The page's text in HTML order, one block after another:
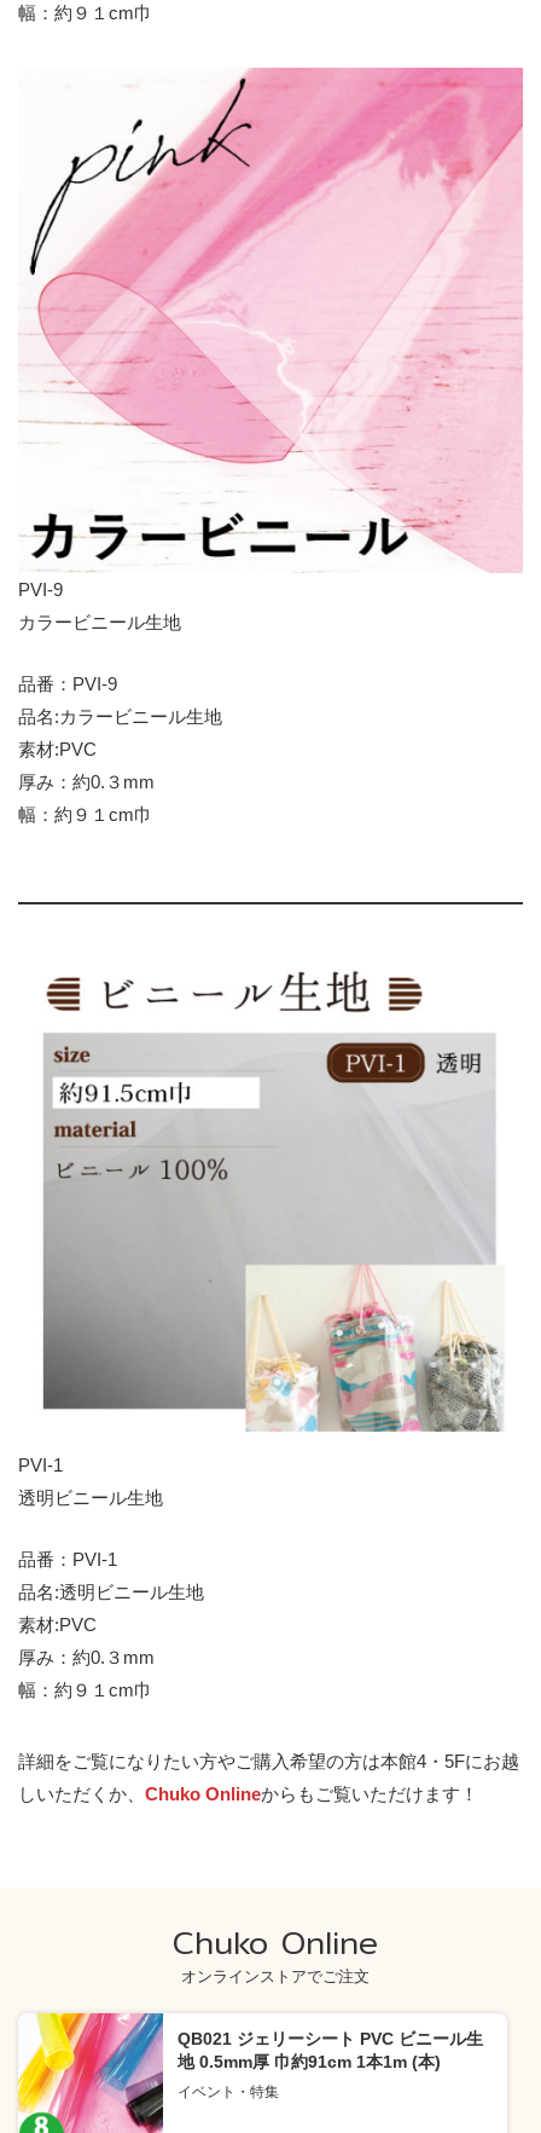
幅：約９１cm巾
PVI-9
カラービニール生地
品番：PVI-9
品名:カラービニール生地
素材:PVC
厚み：約0.３mm
幅：約９１cm巾
PVI-1
透明ビニール生地
品番：PVI-1
品名:透明ビニール生地
素材:PVC
厚み：約0.３mm
幅：約９１cm巾
詳細をご覧になりたい方やご購入希望の方は本館4・5Fにお越
しいただくか、 Chuko Onlineからもご覧いただけます！
Chuko Online
オンラインストアでご注文
QB021 ジェリーシート PVC ビニール生
地 0.5mm厚 巾約91cm 1本1m (本)
イベント・特集